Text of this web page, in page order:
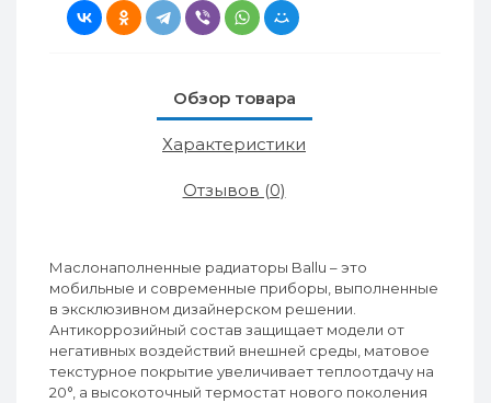
Обзор товара
Характеристики
Отзывов (0)
Маслонаполненные радиаторы Ballu – это
мобильные и современные приборы, выполненные
в эксклюзивном дизайнерском решении.
Антикоррозийный состав защищает модели от
негативных воздействий внешней среды, матовое
текстурное покрытие увеличивает теплоотдачу на
20°, а высокоточный термостат нового поколения